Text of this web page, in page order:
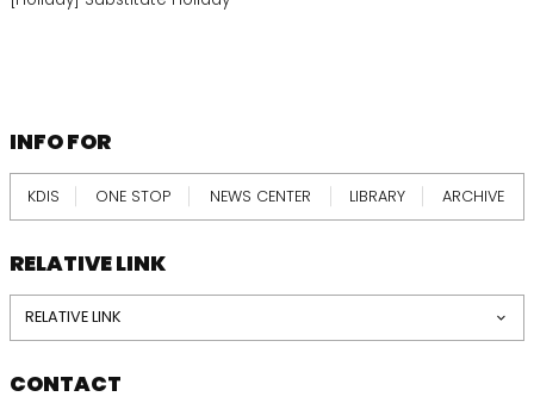
INFO FOR
KDIS ONE STOP NEWS CENTER LIBRARY ARCHIVE
RELATIVE LINK
RELATIVE LINK
CONTACT